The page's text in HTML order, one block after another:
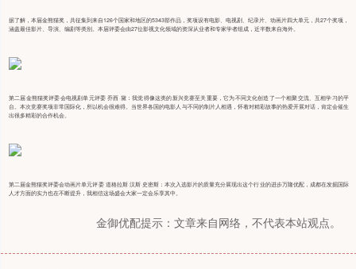
据了解，本届金熊猫奖，共征集到来自126个国家和地区的5343部作品，奖项设有电影、电视剧、纪录片、动画片四大单元，共27个奖项，
涵盖最佳影片、导演、编剧等类别。本届评委会由27位影视文化领域的资深从业者和专家学者组成，近半数来自海外。
第二届金熊猫奖评委会电视剧单元评委 乔西·黛：我觉得像这类的新兴竞赛至关重要，它为不同文化创造了一个相聚交流、互相学习的平
台。本次竞赛奖项非常国际化，所以机会很难得。当世界各国的电影人与不同的制片人相遇，怀着对精彩故事的热爱开展对话，肯定会催生
出很多精彩的合作机会。
第二届金熊猫奖评委会动画片单元评委 道格拉斯·汉斯·史密斯：本次入选影片的质量充分展现出这个行业的进步万隆优配，成都在发掘国际
人才方面的实力也在不断提升，我相信这场盛会大家一定会乐享其中。
金御优配提示：文章来自网络，不代表本站观点。